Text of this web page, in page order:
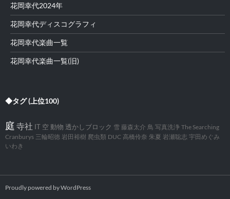
花岡幸代2024年
花岡幸代ディスコグラフィ
花岡幸代楽曲一覧
花岡幸代楽曲一覧(旧)
◆タグ (上位100)
庭 寺社 IT 空 動物 透かしブロック 雪 藤森太介 鳥 写真洗浄 The Searching
Cranburys 三輪昭徳 岩田裕樹 爬虫類 DUC 高橋伶奈 朱夏 岩瀬聡志 宇田めぐみ
いわき
Proudly powered by WordPress